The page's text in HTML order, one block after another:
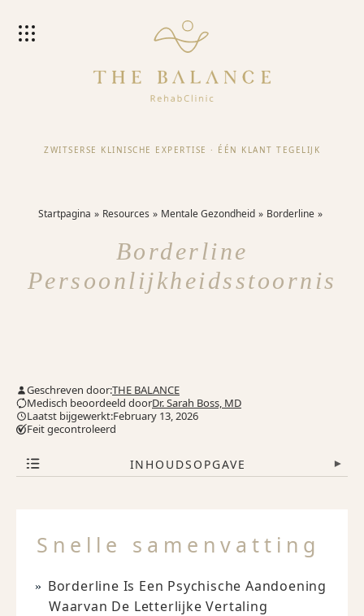
ZWITSERSE KLINISCHE EXPERTISE · ÉÉN KLANT TEGELIJK
Startpagina Resources Mentale Gezondheid Borderline
Borderline
Persoonlijkheidsstoornis
Geschreven door:THE BALANCE
Medisch beoordeeld doorDr. Sarah Boss, MD
Laatst bijgewerkt:February 13, 2026
Feit gecontroleerd
INHOUDSOPGAVE ▾
Snelle samenvatting
Borderline Is Een Psychische Aandoening
Waarvan De Letterlijke Vertaling